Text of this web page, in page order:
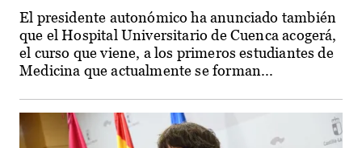
El presidente autonómico ha anunciado también
que el Hospital Universitario de Cuenca acogerá,
el curso que viene, a los primeros estudiantes de
Medicina que actualmente se forman...